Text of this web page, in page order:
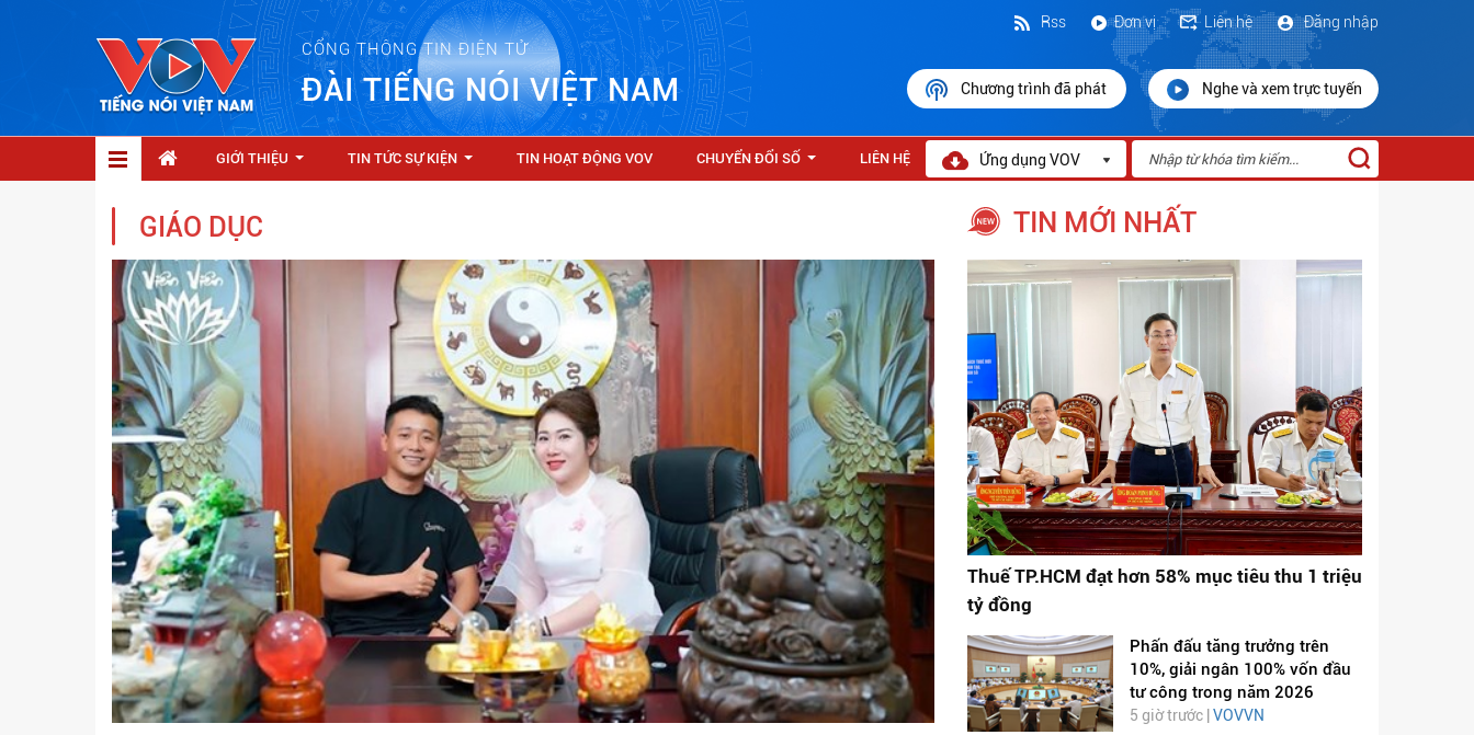
CỔNG THÔNG TIN ĐIỆN TỬ
ĐÀI TIẾNG NÓI VIỆT NAM
Đăng nhập
Liên hệ
Đơn vị
Rss
Chương trình đã phát Nghe và xem trực tuyến
GIỚI THIỆU TIN TỨC SỰ KIỆN TIN HOẠT ĐỘNG VOV CHUYỂN ĐỔI SỐ LIÊN HỆ Ứng dụng VOV
GIÁO DỤC TIN MỚI NHẤT
Thuế TP.HCM đạt hơn 58% mục tiêu thu 1 triệu
tỷ đồng
Phấn đấu tăng trưởng trên
10%, giải ngân 100% vốn đầu
tư công trong năm 2026
5 giờ trước | VOVVN